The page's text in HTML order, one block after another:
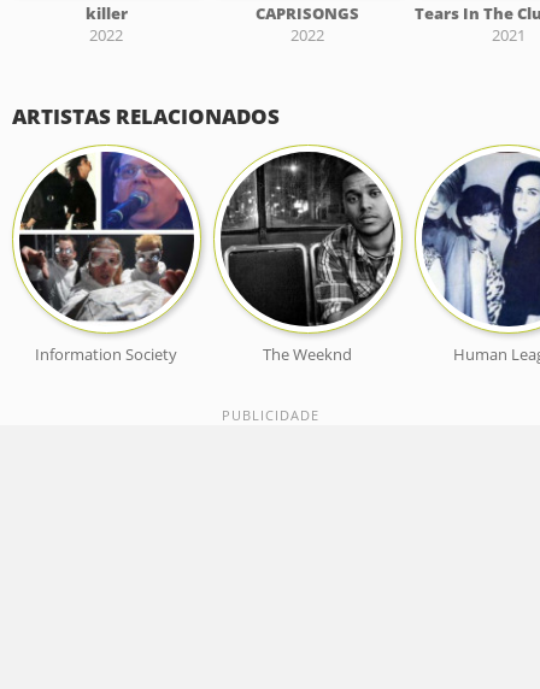
killer
2022
CAPRISONGS
2022
2021
ARTISTAS RELACIONADOS
Information Society The Weeknd Human